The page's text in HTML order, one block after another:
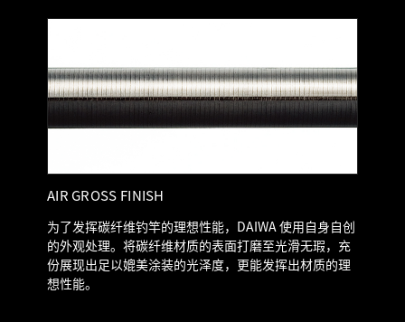
AIR GROSS FINISH
为了发挥碳纤维钓竿的理想性能，DAIWA 使用自身自创
的外观处理。将碳纤维材质的表面打磨至光滑无瑕，充
份展现出足以媲美涂装的光泽度，更能发挥出材质的理
想性能。